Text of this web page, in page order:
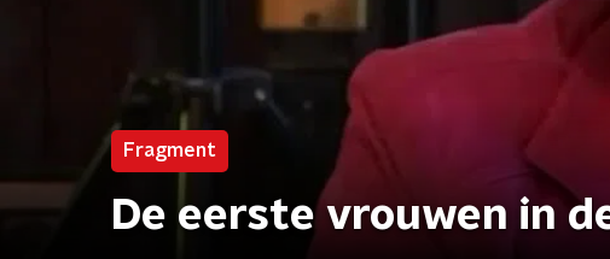
Fragment
De eerste vrouwen in